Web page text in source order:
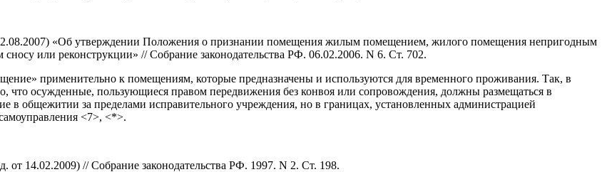
«Об утверждении Положения о признании помещения жилым помещением, жилого помещения непригодным
или реконструкции» // Собрание законодательства РФ. 06.02.2006. N 6. Ст. 702.
применительно к помещениям, которые предназначены и используются для временного проживания. Так, в
что осужденные, пользующиеся правом передвижения без конвоя или сопровождения, должны размещаться в
общежитии за пределами исправительного учреждения, но в границах, установленных администрацией
<7>, <*>.
14.02.2009) // Собрание законодательства РФ. 1997. N 2. Ст. 198.